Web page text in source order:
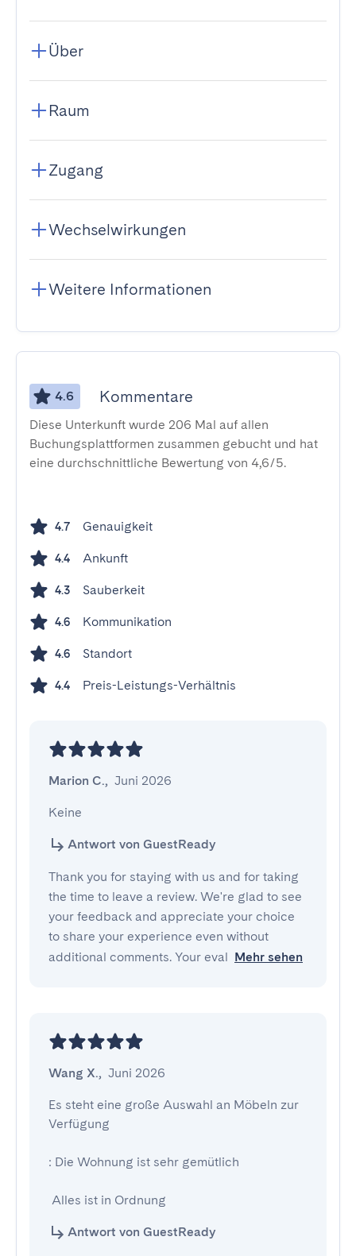
Über
Raum
Zugang
Wechselwirkungen
Weitere Informationen
4.6 Kommentare
Diese Unterkunft wurde 206 Mal auf allen
Buchungsplattformen zusammen gebucht und hat
eine durchschnittliche Bewertung von 4,6/5.
4.7 Genauigkeit
4.4 Ankunft
4.3 Sauberkeit
4.6 Kommunikation
4.6 Standort
4.4 Preis-Leistungs-Verhältnis
Marion C., Juni 2026
Keine
Antwort von GuestReady
Thank you for staying with us and for taking
the time to leave a review. We're glad to see
your feedback and appreciate your choice
to share your experience even without
additional comments. Your eval Mehr sehen
Wang X., Juni 2026
Es steht eine große Auswahl an Möbeln zur
Verfügung
: Die Wohnung ist sehr gemütlich
Alles ist in Ordnung
Antwort von GuestReady